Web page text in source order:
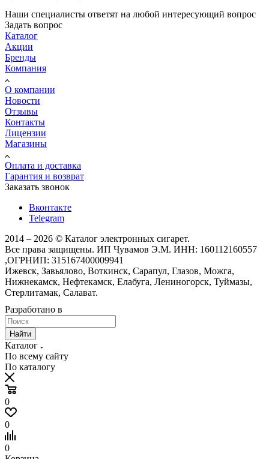
Наши специалисты ответят на любой интересующий вопрос
Задать вопрос
Каталог
Акции
Бренды
Компания
О компании
Новости
Отзывы
Контакты
Лицензии
Магазины
Оплата и доставка
Гарантия и возврат
Заказать звонок
Вконтакте
Telegram
2014 – 2026 © Каталог электронных сигарет.
Все права защищены. ИП Чувамов Э.М. ИНН: 160112160557
,ОГРНИП: 315167400009941
Ижевск, Завьялово, Воткинск, Сарапул, Глазов, Можга,
Нижнекамск, Нефтекамск, Елабуга, Лениногорск, Туймазы,
Стерлитамак, Салават.
Разработано в
Найти
Каталог
По всему сайту
По каталогу
0
0
0